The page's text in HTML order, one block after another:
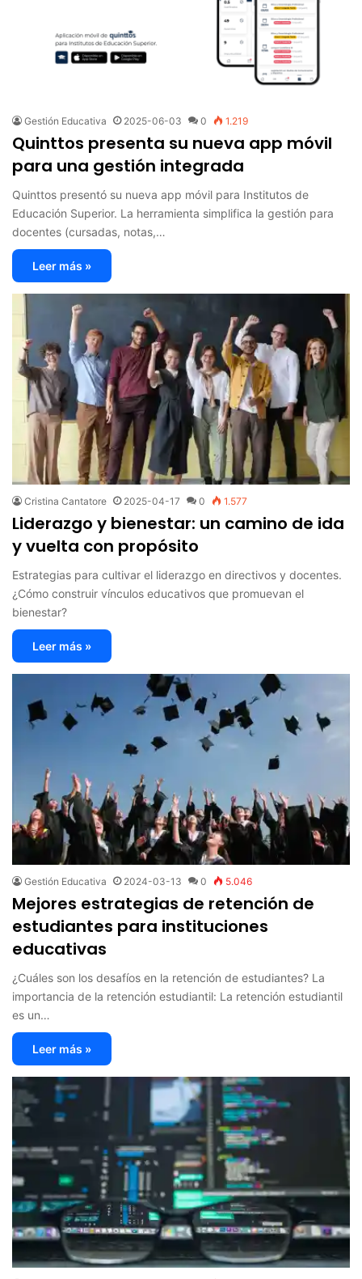
Gestión Educativa 2025-06-03 0 1.219
Quinttos presenta su nueva app móvil
para una gestión integrada
Quinttos presentó su nueva app móvil para Institutos de
Educación Superior. La herramienta simplifica la gestión para
docentes (cursadas, notas,…
Leer más »
Cristina Cantatore 2025-04-17 0 1.577
Liderazgo y bienestar: un camino de ida
y vuelta con propósito
Estrategias para cultivar el liderazgo en directivos y docentes.
¿Cómo construir vínculos educativos que promuevan el
bienestar?
Leer más »
Gestión Educativa 2024-03-13 0 5.046
Mejores estrategias de retención de
estudiantes para instituciones
educativas
¿Cuáles son los desafíos en la retención de estudiantes? La
importancia de la retención estudiantil: La retención estudiantil
es un…
Leer más »